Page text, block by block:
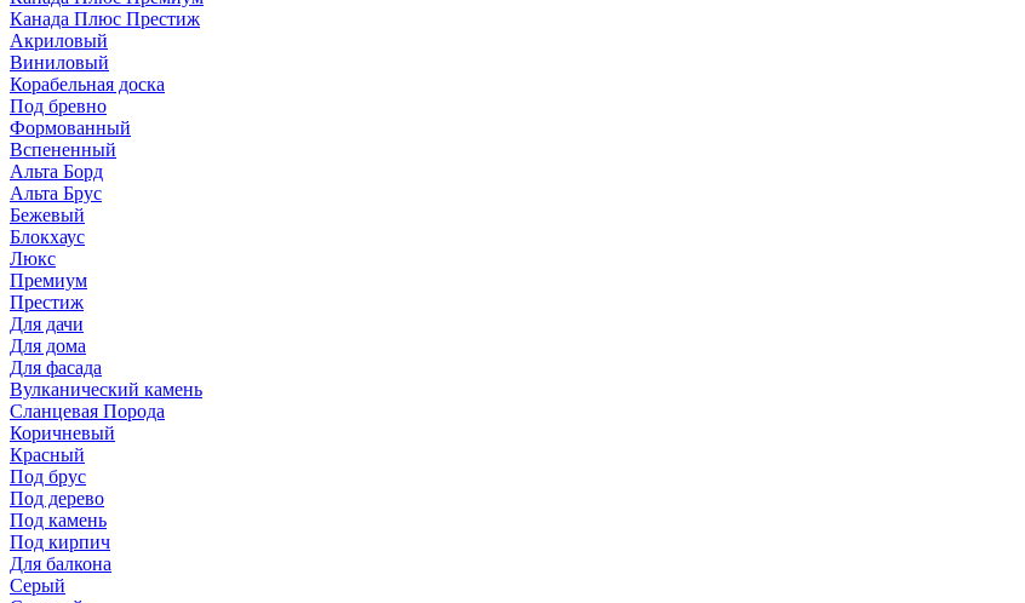
Канада Плюс Престиж
Акриловый
Виниловый
Корабельная доска
Под бревно
Формованный
Вспененный
Альта Борд
Альта Брус
Бежевый
Блокхаус
Люкс
Премиум
Престиж
Для дачи
Для дома
Для фасада
Вулканический камень
Сланцевая Порода
Коричневый
Красный
Под брус
Под дерево
Под камень
Под кирпич
Для балкона
Серый